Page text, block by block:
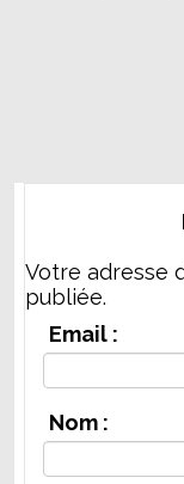
Votre adresse
publiée.
Email :
Nom :